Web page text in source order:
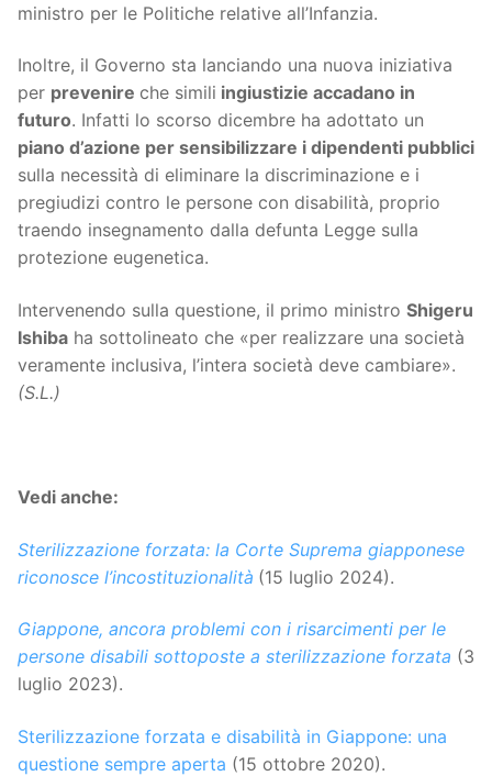
ministro per le Politiche relative all’Infanzia.
Inoltre, il Governo sta lanciando una nuova iniziativa
per prevenire che simili ingiustizie accadano in
futuro. Infatti lo scorso dicembre ha adottato un
piano d’azione per sensibilizzare i dipendenti pubblici
sulla necessità di eliminare la discriminazione e i
pregiudizi contro le persone con disabilità, proprio
traendo insegnamento dalla defunta Legge sulla
protezione eugenetica.
Intervenendo sulla questione, il primo ministro Shigeru
Ishiba ha sottolineato che «per realizzare una società
veramente inclusiva, l’intera società deve cambiare».
(S.L.)
Vedi anche:
Sterilizzazione forzata: la Corte Suprema giapponese
riconosce l’incostituzionalità (15 luglio 2024).
Giappone, ancora problemi con i risarcimenti per le
persone disabili sottoposte a sterilizzazione forzata (3
luglio 2023).
Sterilizzazione forzata e disabilità in Giappone: una
questione sempre aperta (15 ottobre 2020).